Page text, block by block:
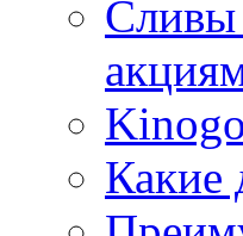
Сливы
Какие